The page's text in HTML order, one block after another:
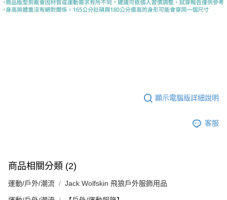
顯示電腦版詳細說明
客服
商品相關分類 (2)
運動/戶外/潮流 Jack Wolfskin 飛狼戶外服飾用品